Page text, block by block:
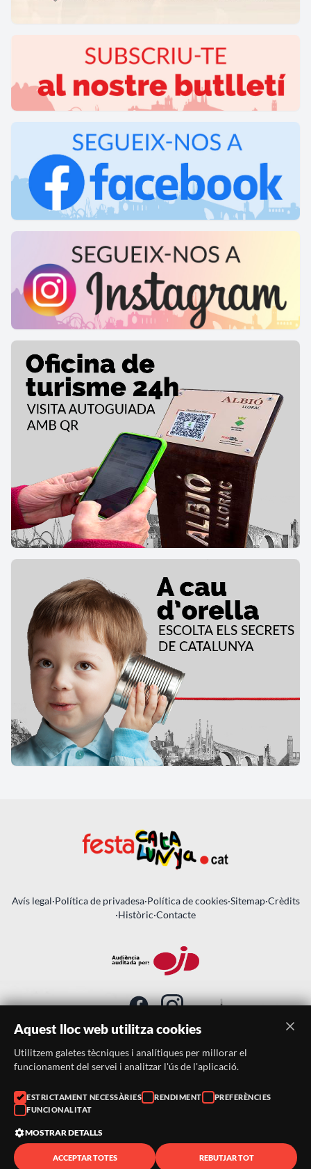
Avís legal·Política de privadesa·Política de cookies·Sitemap·Crèdits
·Històric·Contacte
SUBSCRIU-TE AL BUTLLETÍ
Telèfon:
938046359
Correu:
© 2026 ·FestaCatalunya
— Tots els drets reservats · Web
Aquest lloc web utilitza cookies
Utilitzem galetes tècniques i analítiques per millorar el
funcionament del servei i analitzar l'ús de l'aplicació.
ESTRICTAMENT NECESSÀRIES RENDIMENT
PREFERÈNCIES
FUNCIONALITAT
MOSTRAR DETALLS
ACCEPTAR TOTES REBUTJAR TOT